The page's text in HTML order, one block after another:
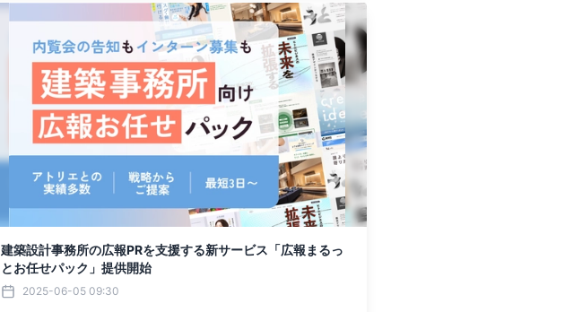
建築設計事務所の広報PRを支援する新サービス「広報まるっ
とお任せパック」提供開始
2025-06-05 09:30